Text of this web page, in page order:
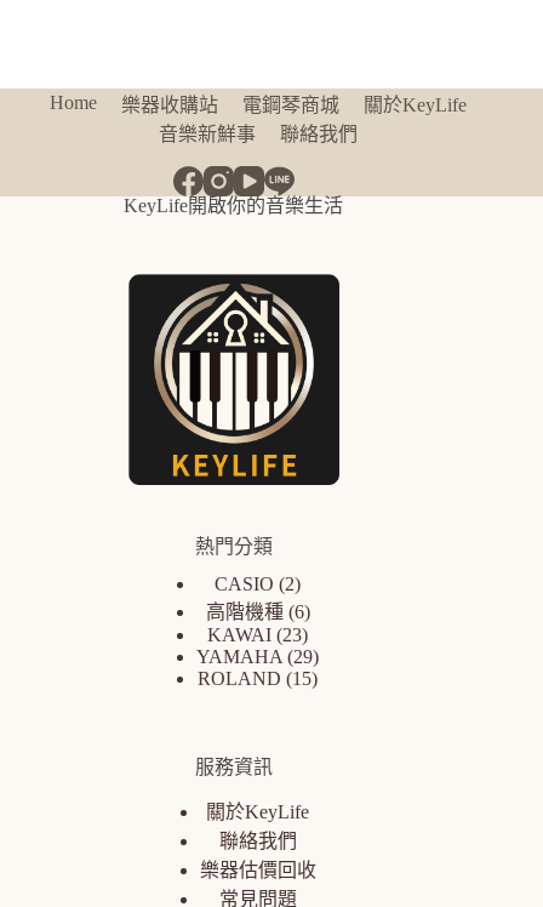
Home 樂器收購站 電鋼琴商城
關於KeyLife
音樂新鮮事
聯絡我們
KeyLife開啟你的音樂生活
熱門分類
CASIO 2
高階機種 6
KAWAI 23
YAMAHA 29
ROLAND
15
服務資訊
關於KeyLife
聯絡我們
樂器估價回收
常見問題